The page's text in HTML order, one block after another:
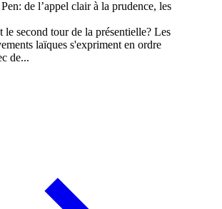
le second tour de la présentielle? Les
laïques s'expriment en ordre
de...